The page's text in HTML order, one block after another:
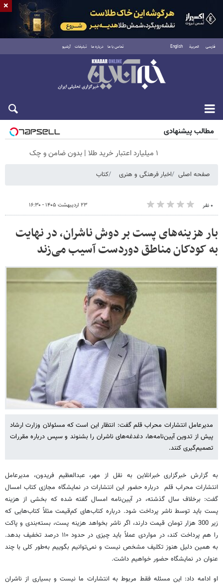
فارسی العربية English تماس با ما درباره ما تبلیغات آرشیو
پنجشنبه ۱۵ مرداد ۱۴۰۵
مطالب پیشنهادی
۱ میلیارد اعتبار خرید طلا | بدون ضامن و چک
صفحه اصلی اخبار فرهنگی و هنری کتاب
۰ نفر ۲۳ اردیبهشت ۱۴۰۵ - ۱۶:۳۰
بار هزینه‌های پست بر دوش ناشران، در نهایت
به کودکان مناطق دوردست آسیب می‌زند
مدیرعامل انتشارات محراب قلم گفت: انتظار این است که مسئولان وزارت ارشاد
پیش از تدوین آیین‌نامه‌ها، دغدغه‌های ناشران را بشنوند و سپس درباره مقررات
تصمیم‌گیری کنند.
به گزارش خبرگزاری خبرانلاین به نقل از مهر، عبدالعظیم فریدون، مدیرعامل
انتشارات محراب قلم درباره حضور این انتشارات در نمایشگاه مجازی کتاب امسال
گفت: برخلاف سال گذشته، در آیین‌نامه امسال گفته شده که بخشی از هزینه
پست باید توسط ناشر پرداخت شود. درباره کتاب‌های کم‌قیمت مثلاً کتاب‌هایی که
زیر 300 هزار تومان قیمت دارند، اگر ناشر بخواهد هزینه پست، بسته‌بندی و پاکت
را هم پرداخت کند، در مواردی عملاً باید چیزی در حدود ۱۱۰ درصد تخفیف بدهد.
به همین دلیل هنوز تکلیف مشخص نیست و نمی‌توانیم بگوییم به‌طور کلی با چند
عنوان در نمایشگاه حضور خواهیم داشت.
او ادامه داد: این مسئله فقط مربوط به انتشارات ما نیست و بسیاری از ناشران
×